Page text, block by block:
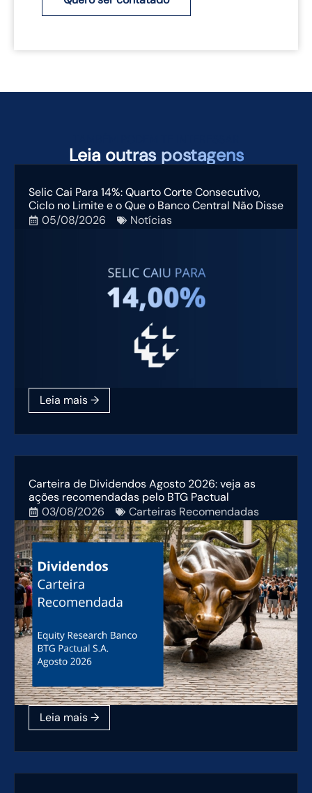
Leia outras postagens
Selic Cai Para 14%: Quarto Corte Consecutivo,
Ciclo no Limite e o Que o Banco Central Não Disse
05/08/2026
Notícias
Carteira de Dividendos Agosto 2026: veja as
ações recomendadas pelo BTG Pactual
03/08/2026
Carteiras Recomendadas